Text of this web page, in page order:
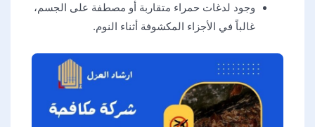
وجود لدغات حمراء متقاربة أو مصطفة على الجسم،
غالباً في الأجزاء المكشوفة أثناء النوم.